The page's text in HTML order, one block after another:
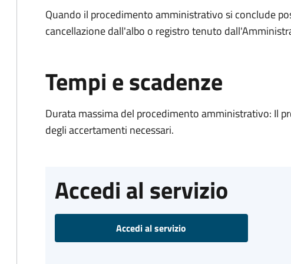
Quando il procedimento amministrativo si conclude
cancellazione dall'albo o registro tenuto
Tempi e scadenze
Durata massima del procedimento amministrativo: Il
degli accertamenti necessari.
Accedi al servizio
Accedi al servizio